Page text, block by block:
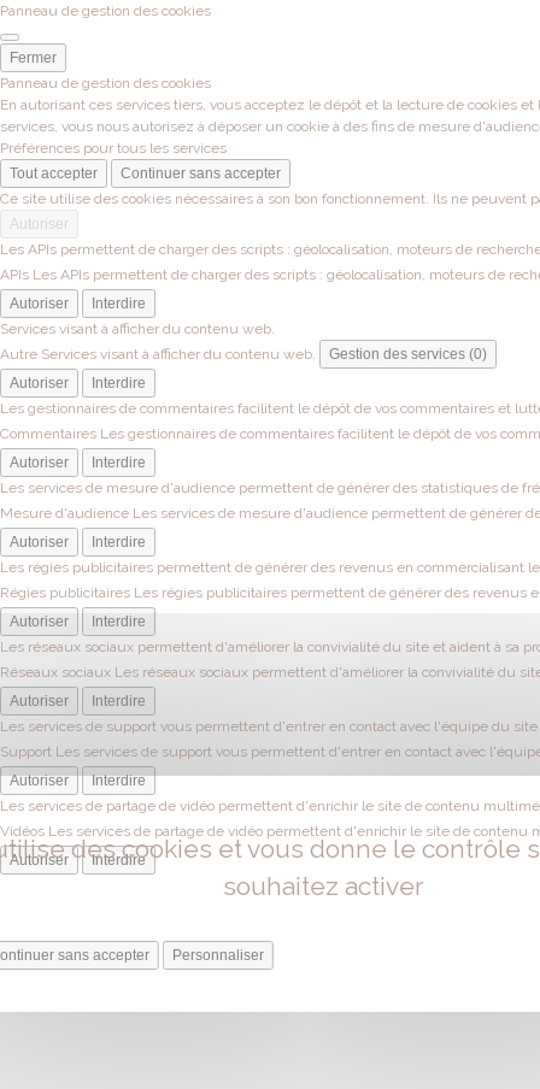
Panneau de gestion des cookies
Fermer
Panneau de gestion des cookies
En autorisant ces services tiers, vous acceptez le dépôt et la lecture de cookies
services, vous nous autorisez à déposer un cookie à des fins de mesure
Préférences pour tous les services
Tout accepter
Continuer sans accepter
Ce site utilise des cookies nécessaires à son bon fonctionnement. Ils ne peuvent
Autoriser
Les APIs permettent de charger des scripts : géolocalisation, moteurs de
APIs Les APIs permettent de charger des scripts : géolocalisation, moteurs de
Autoriser
Interdire
Services visant à afficher du contenu web.
Autre Services visant à afficher du contenu web.
Gestion des services (0)
Autoriser
Interdire
Les gestionnaires de commentaires facilitent le dépôt de vos commentaires et
Commentaires Les gestionnaires de commentaires facilitent le dépôt de vos
Autoriser
Interdire
Les services de mesure d'audience permettent de générer des statistiques de
Mesure d'audience Les services de mesure d'audience permettent de générer
Autoriser
Interdire
Les régies publicitaires permettent de générer des revenus en commercialisant
Régies publicitaires Les régies publicitaires permettent de générer des revenus
Autoriser
Interdire
Les réseaux sociaux permettent d'améliorer la convivialité du site et aident à sa
Réseaux sociaux Les réseaux sociaux permettent d'améliorer la convivialité du
Autoriser
Interdire
Les services de support vous permettent d'entrer en contact avec l'équipe du site
Support Les services de support vous permettent d'entrer en contact avec
Autoriser
Interdire
Les services de partage de vidéo permettent d'enrichir le site de contenu
Vidéos Les services de partage de vidéo permettent d'enrichir le site de
Autoriser
Interdire
des cookies et vous donne le contrôle
souhaitez activer
sans accepter Personnaliser